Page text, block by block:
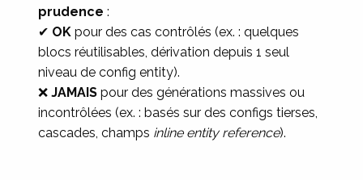
prudence :
✔ OK pour des cas contrôlés (ex. : quelques
blocs réutilisables, dérivation depuis 1 seul
niveau de config entity).
❌JAMAIS pour des générations massives ou
incontrôlées (ex. : basés sur des configs tierses,
cascades, champs inline entity reference).